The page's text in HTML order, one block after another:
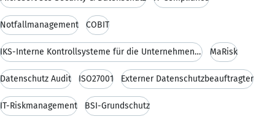
Notfallmanagement COBIT
IKS-Interne Kontrollsysteme für die Unternehmens-I MaRisk
Datenschutz Audit ISO27001 Externer Datenschutzbeauftragter
IT-Riskmanagement BSI-Grundschutz